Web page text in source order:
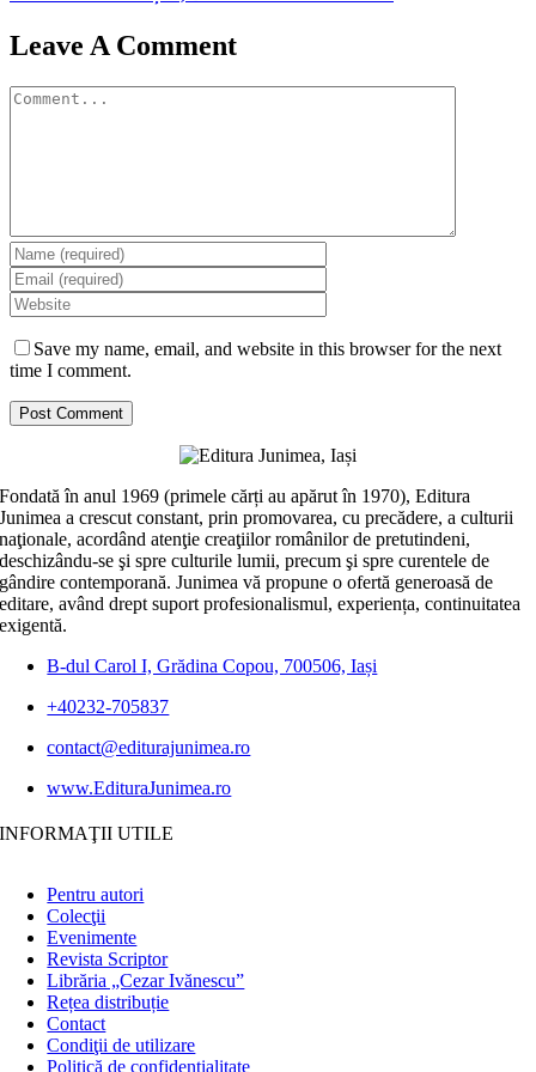
Leave A Comment
Comment
Save my name, email, and website in this browser for the next
time I comment.
Fondată în anul 1969 (primele cărți au apărut în 1970), Editura
Junimea a crescut constant, prin promovarea, cu precădere, a culturii
naţionale, acordând atenţie creaţiilor românilor de pretutindeni,
deschizându-se şi spre culturile lumii, precum şi spre curentele de
gândire contemporană. Junimea vă propune o ofertă generoasă de
editare, având drept suport profesionalismul, experiența, continuitatea
exigentă.
B-dul Carol I, Grădina Copou, 700506, Iași
+40232-705837
contact@editurajunimea.ro
www.EdituraJunimea.ro
INFORMAŢII UTILE
Pentru autori
Colecţii
Evenimente
Revista Scriptor
Librăria „Cezar Ivănescu”
Rețea distribuție
Contact
Condiţii de utilizare
Politică de confidențialitate